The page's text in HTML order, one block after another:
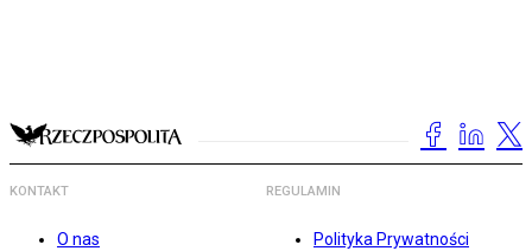
KONTAKT
O nas
REGULAMIN
Polityka Prywatności